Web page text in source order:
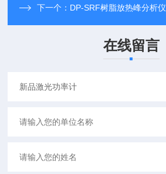
下一个： DP-SRF树脂放热峰分析仪
在线留言